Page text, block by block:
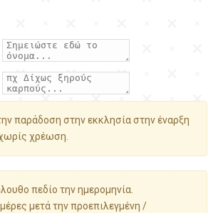
παράδοση στην εκκλησία στην έναρξη
χρέωση.
πεδίο την ημερομηνία.
μετά την προεπιλεγμένη /